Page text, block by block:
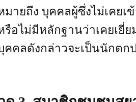
มายถึง บุคคลผู้ซึ่งไม่เคยเ
รือไม่มีหลักฐานว่าเคยเยี่ย
คคลดังกล่าวจะเป็นนักตก